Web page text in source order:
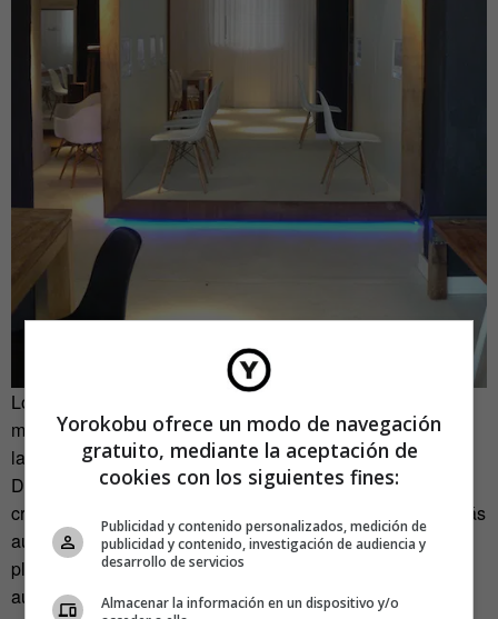
Los coches utilizados para impartir clases son del mismo
modelo, BMW serie 1, con el logo de la autoescuela a un
lado.
Delgado espera que la Autoescuela Fitipaldi sirva para
crear un concepto global con las vistas puestas en abrir más
autoescuelas. Pero eso es el futuro. Su objetivo a corto
plazo es menos ambicioso, “solo quiero que asistir a una
autoescuela sea algo apetecible”.
Yorokobu ofrece un modo de navegación
gratuito, mediante la aceptación de
cookies con los siguientes fines:
Publicidad y contenido personalizados, medición de
publicidad y contenido, investigación de audiencia y
desarrollo de servicios
Almacenar la información en un dispositivo y/o